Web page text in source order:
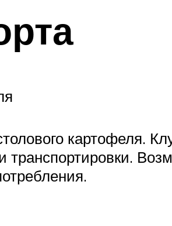
картофеля.
транспортировки.